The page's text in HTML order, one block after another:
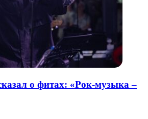
о фитах: «Рок-музыка –